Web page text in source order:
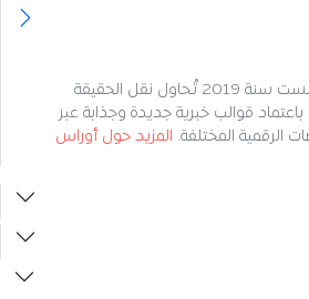
مؤسسة إخبارية جزائرية تأسست سنة 2019 تُحاول نقل الحقيقة
قوالب خبرية جديدة وجذابة عبر
الرقمية المختلفة. المزيد حول أوراس